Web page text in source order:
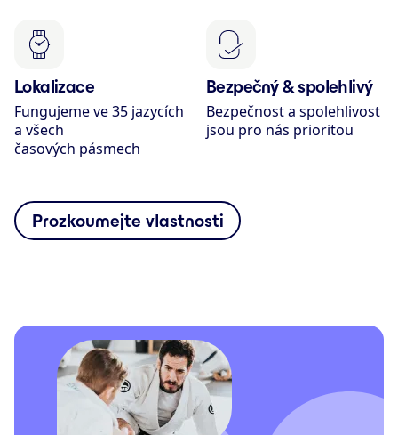
Lokalizace
Fungujeme ve 35 jazycích
a všech
časových pásmech
Bezpečný & spolehlivý
Bezpečnost a spolehlivost
jsou pro nás prioritou
Prozkoumejte vlastnosti